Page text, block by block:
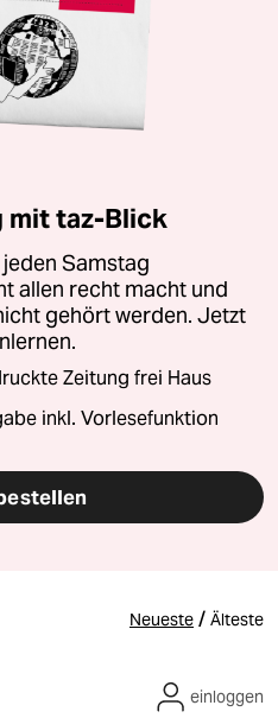
mit taz-Blick
Samstag
allen recht macht und
gehört werden. Jetzt
Zeitung frei Haus
inkl. Vorlesefunktion
Neueste / Älteste
einloggen